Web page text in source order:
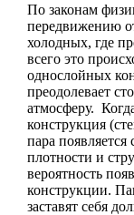
По законам
передвижению
холодных, где
всего это
однослойных
преодолевает
атмосферу.
конструкция
пара появляется
плотности и
вероятность
конструкции.
заставят себя